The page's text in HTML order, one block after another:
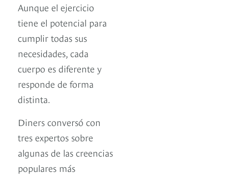
Aunque el ejercicio
tiene el potencial para
cumplir todas sus
necesidades, cada
cuerpo es diferente y
responde de forma
distinta.
Diners conversó con
tres expertos sobre
algunas de las creencias
populares más